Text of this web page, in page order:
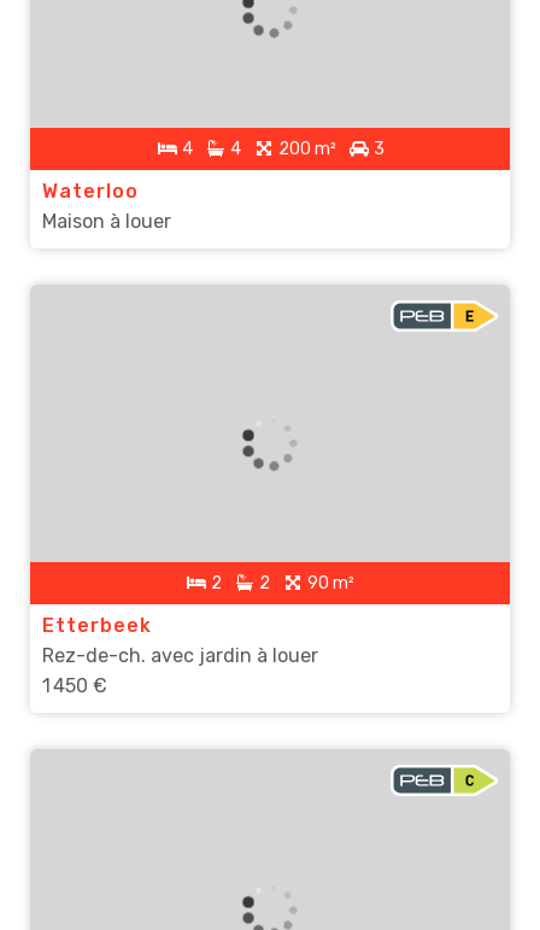
4 4 200 m² 3
Waterloo
Maison à louer
2 2 90 m²
Etterbeek
Rez-de-ch. avec jardin à louer
1 450 €